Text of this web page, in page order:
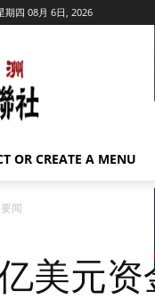
期四 08月 6日, 2026
美
洲
华
联
OR CREATE A MENU
闻
美元